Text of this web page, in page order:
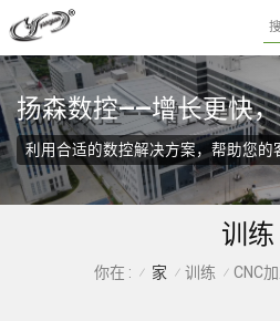
扬森数控——增长更快
利用合适的数控解决方案，帮助您的
训练
你在 : / 家 / 训练 / CNC